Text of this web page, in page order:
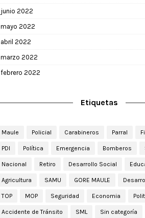
junio 2022
mayo 2022
abril 2022
marzo 2022
febrero 2022
Etiquetas
Maule Policial Carabineros Parral
PDI Política Emergencia Bomberos
Nacional Retiro Desarrollo Social
Agricultura SAMU GORE MAULE
TOP MOP Seguridad Economia
Accidente de Tránsito SML Sin categoría